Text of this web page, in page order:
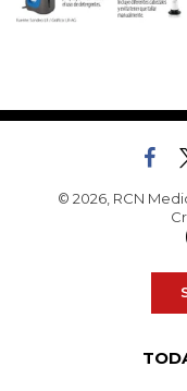
© 2026, RCN